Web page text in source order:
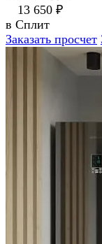
13 650 ₽
в Сплит
Заказать просчет